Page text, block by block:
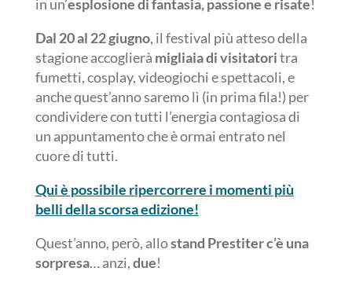
in un’esplosione di fantasia, passione e risate!
Dal 20 al 22 giugno, il festival più atteso della
stagione accoglierà migliaia di visitatoritra
fumetti, cosplay, videogiochi e spettacoli, e
anche quest’anno saremo lì (in prima fila!) per
condividere con tutti l’energia contagiosa di
un appuntamento che è ormai entrato nel
cuore di tutti.
Qui è possibile ripercorrere i momenti più
belli della scorsa edizione!
Quest’anno, però, allostand Prestiter c’è una
sorpresa… anzi,due!